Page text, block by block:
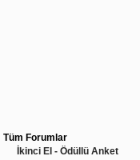
Tüm Forumlar
İkinci El - Ödüllü Anket